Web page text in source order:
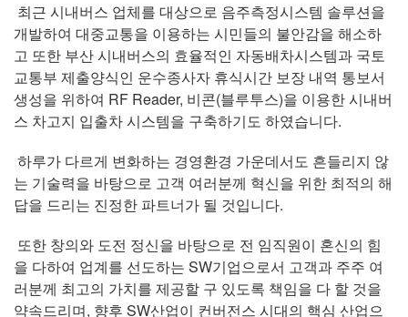
최근 시내버스 업체를 대상으로 음주측정시스템 솔루션을
개발하여 대중교통을 이용하는 시민들의 불안감을 해소하
고 또한 부산 시내버스의 효율적인 자동배차시스템과 국토
교통부 제출양식인 운수종사자 휴식시간 보장 내역 통보서
생성을 위하여 RF Reader, 비콘(블루투스)을 이용한 시내버
스 차고지 입출차 시스템을 구축하기도 하였습니다.
하루가 다르게 변화하는 경영환경 가운데서도 흔들리지 않
는 기술력을 바탕으로 고객 여러분께 혁신을 위한 최적의 해
답을 드리는 진정한 파트너가 될 것입니다.
또한 창의와 도전 정신을 바탕으로 전 임직원이 혼신의 힘
을 다하여 업계를 선도하는 SW기업으로서 고객과 주주 여
러분께 최고의 가치를 제공할 구 있도록 책임을 다 할 것을
약속드리며, 향후 SW산업이 컨버전스 시대의 핵심 산업으